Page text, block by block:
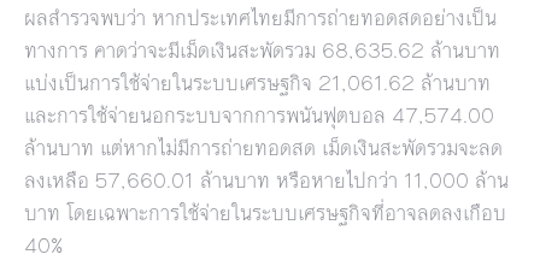
ผลสำรวจพบว่า หากประเทศไทยมีการถ่ายทอดสดอย่างเป็น
ทางการ คาดว่าจะมีเม็ดเงินสะพัดรวม 68,635.62 ล้านบาท
แบ่งเป็นการใช้จ่ายในระบบเศรษฐกิจ 21,061.62 ล้านบาท
และการใช้จ่ายนอกระบบจากการพนันฟุตบอล 47,574.00
ล้านบาท แต่หากไม่มีการถ่ายทอดสด เม็ดเงินสะพัดรวมจะลด
ลงเหลือ 57,660.01 ล้านบาท หรือหายไปกว่า 11,000 ล้าน
บาท โดยเฉพาะการใช้จ่ายในระบบเศรษฐกิจที่อาจลดลงเกือบ
40%